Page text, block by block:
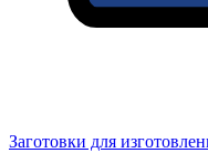
Заготовки для